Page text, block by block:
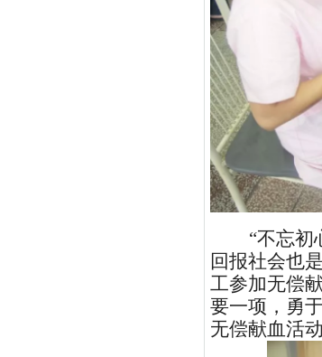
“不忘初
回报社会也
工参加无偿
要一项，勇
无偿献血活动